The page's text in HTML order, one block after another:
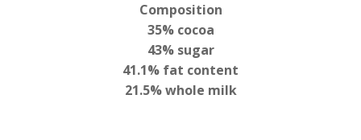
Composition
35% cocoa
43% sugar
41.1% fat content
21.5% whole milk